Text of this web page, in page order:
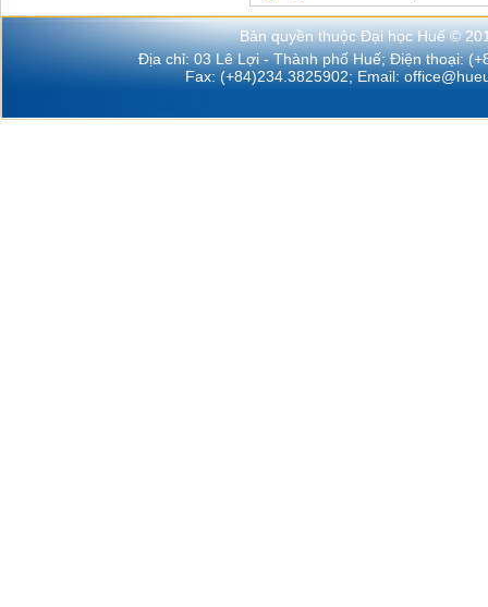
Bản quyền thuộc Đại học Huế ©
Địa chỉ: 03 Lê Lợi - Thành phố Huế; Điện thoại:
Fax: (+84)234.3825902; Email: